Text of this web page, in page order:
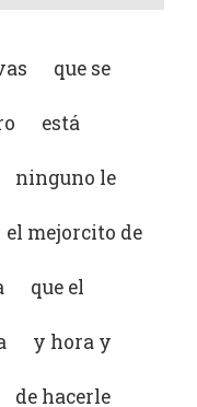
que se
está
ninguno le
mejorcito de
que el
y hora y
de hacerle